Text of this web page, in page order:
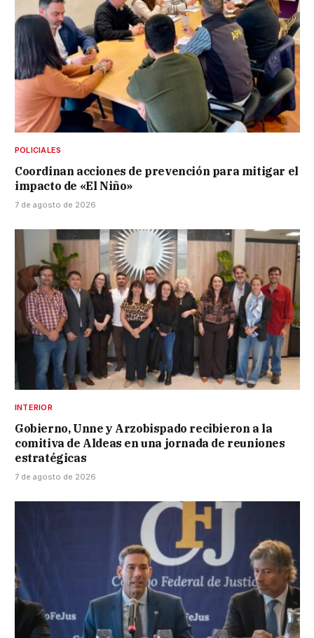
POLICIALES
Coordinan acciones de prevención para mitigar el
impacto de «El Niño»
7 de agosto de 2026
INTERIOR
Gobierno, Unne y Arzobispado recibieron a la
comitiva de Aldeas en una jornada de reuniones
estratégicas
7 de agosto de 2026